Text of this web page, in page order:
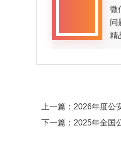
微
问
精
上一篇： 2026年度公
下一篇： 2025年全国